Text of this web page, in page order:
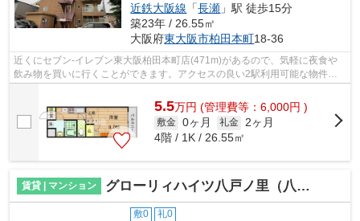
近鉄大阪線 「長瀬 」駅 徒歩15分
築23年 / 26.55㎡
大阪府東大阪市柏田本町18-36
近くにセブン-イレブン東大阪柏田本町店(471m)があるので、気軽に夜食や
飲み物を買いに行くことができます。アクセスの良い2駅利用可能な物件と
なっています。上階の方も安心のエレベ...
5.5万円 (管理費等：6,000円 )
敷金 0ヶ月 礼金
2ヶ月
4階 / 1K / 26.55㎡
賃貸 | マンション グローリィハイツ八戸ノ里（八戸ノ里賃貸）
敷0 礼0